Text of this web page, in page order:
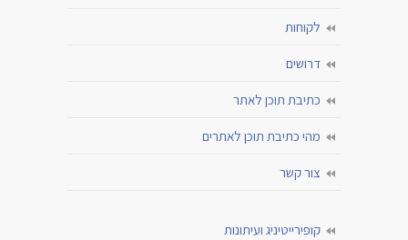
לקוחות
דרושים
כתיבת תוכן לאתר
מהי כתיבת תוכן לאתרים
צור קשר
קופירייטיניג ועיתונות